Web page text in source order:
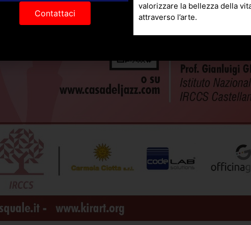
Contattaci
valorizzare la bellezza della
attraverso l’arte.